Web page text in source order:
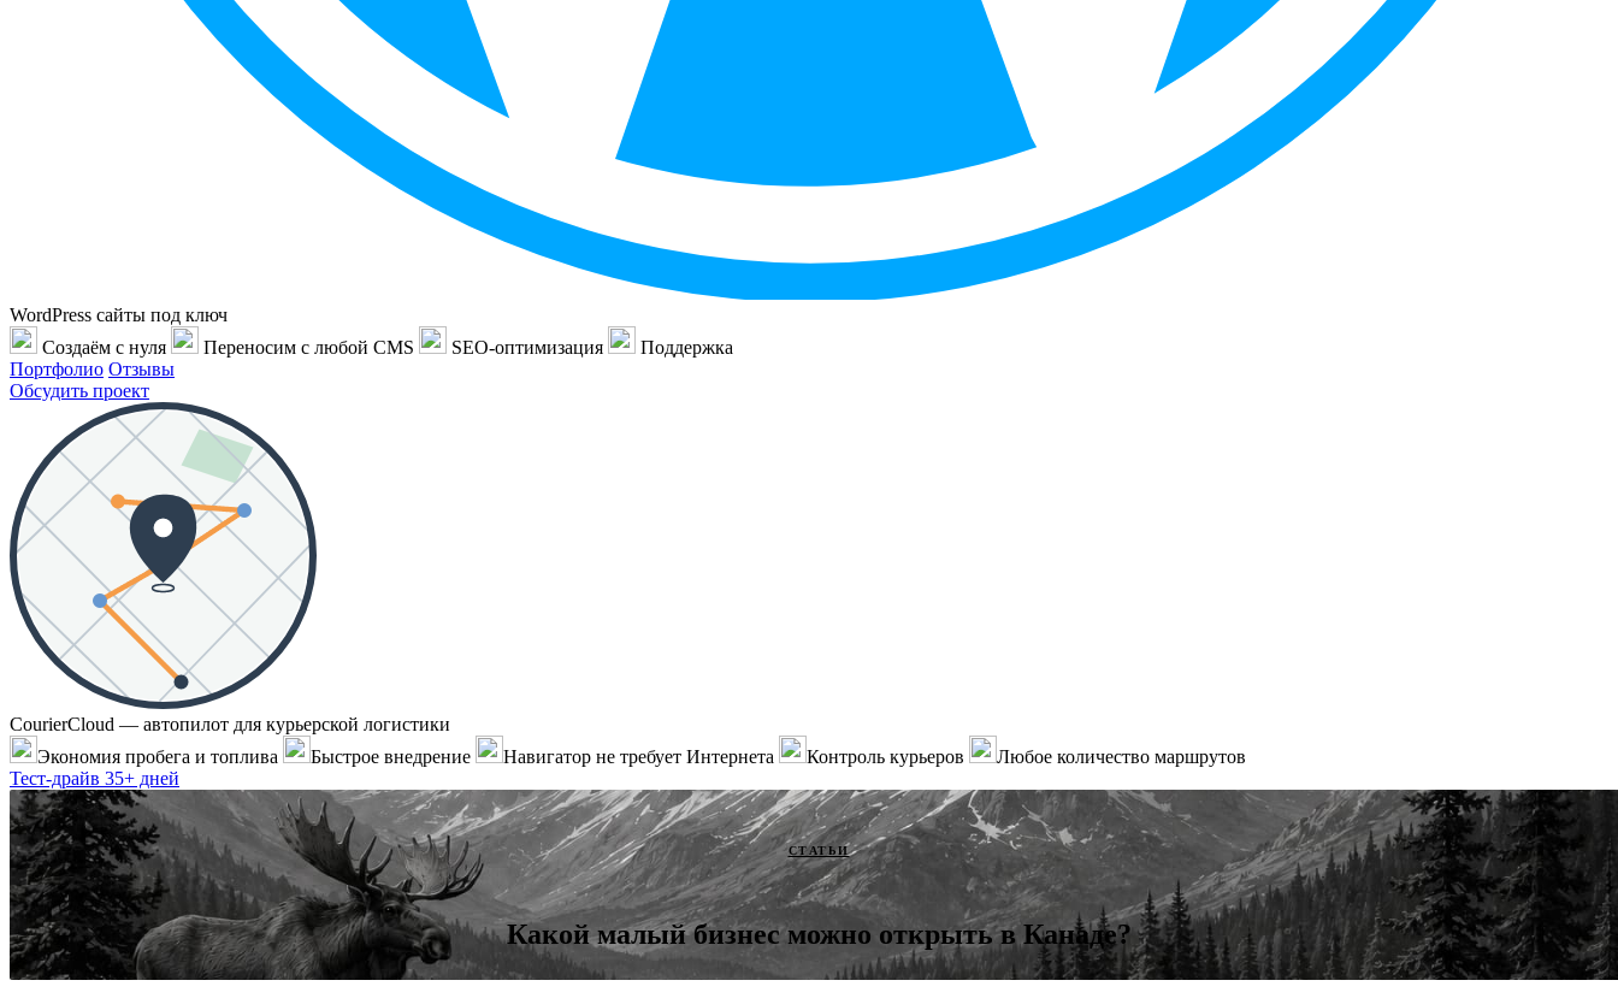
WordPress сайты под ключ
Создаём с нуля
Переносим с любой CMS SEO-оптимизация
Поддержка
Портфолио Отзывы
Обсудить проект
CourierCloud — автопилот для курьерской логистики
Экономия пробега и топлива
Быстрое внедрение Навигатор не требует Интернета Контроль курьеров
Любое количество маршрутов
Тест-драйв 35+ дней
СТАТЬИ
Какой малый бизнес можно открыть в Канаде?